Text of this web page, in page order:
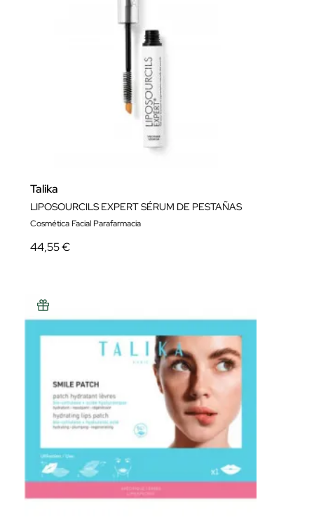
Talika
LIPOSOURCILS EXPERT SÉRUM DE PESTAÑAS
Cosmética Facial Parafarmacia
44,55 €